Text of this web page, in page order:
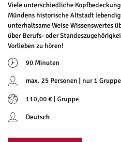
Viele unterschiedliche
Mündens historische Altstadt
unterhaltsame Weise Wissenswertes
über Berufs- oder
Vorlieben zu hören!
90 Minuten
max. 25 Personen | nur 1
110,00 € | Gruppe
Deutsch